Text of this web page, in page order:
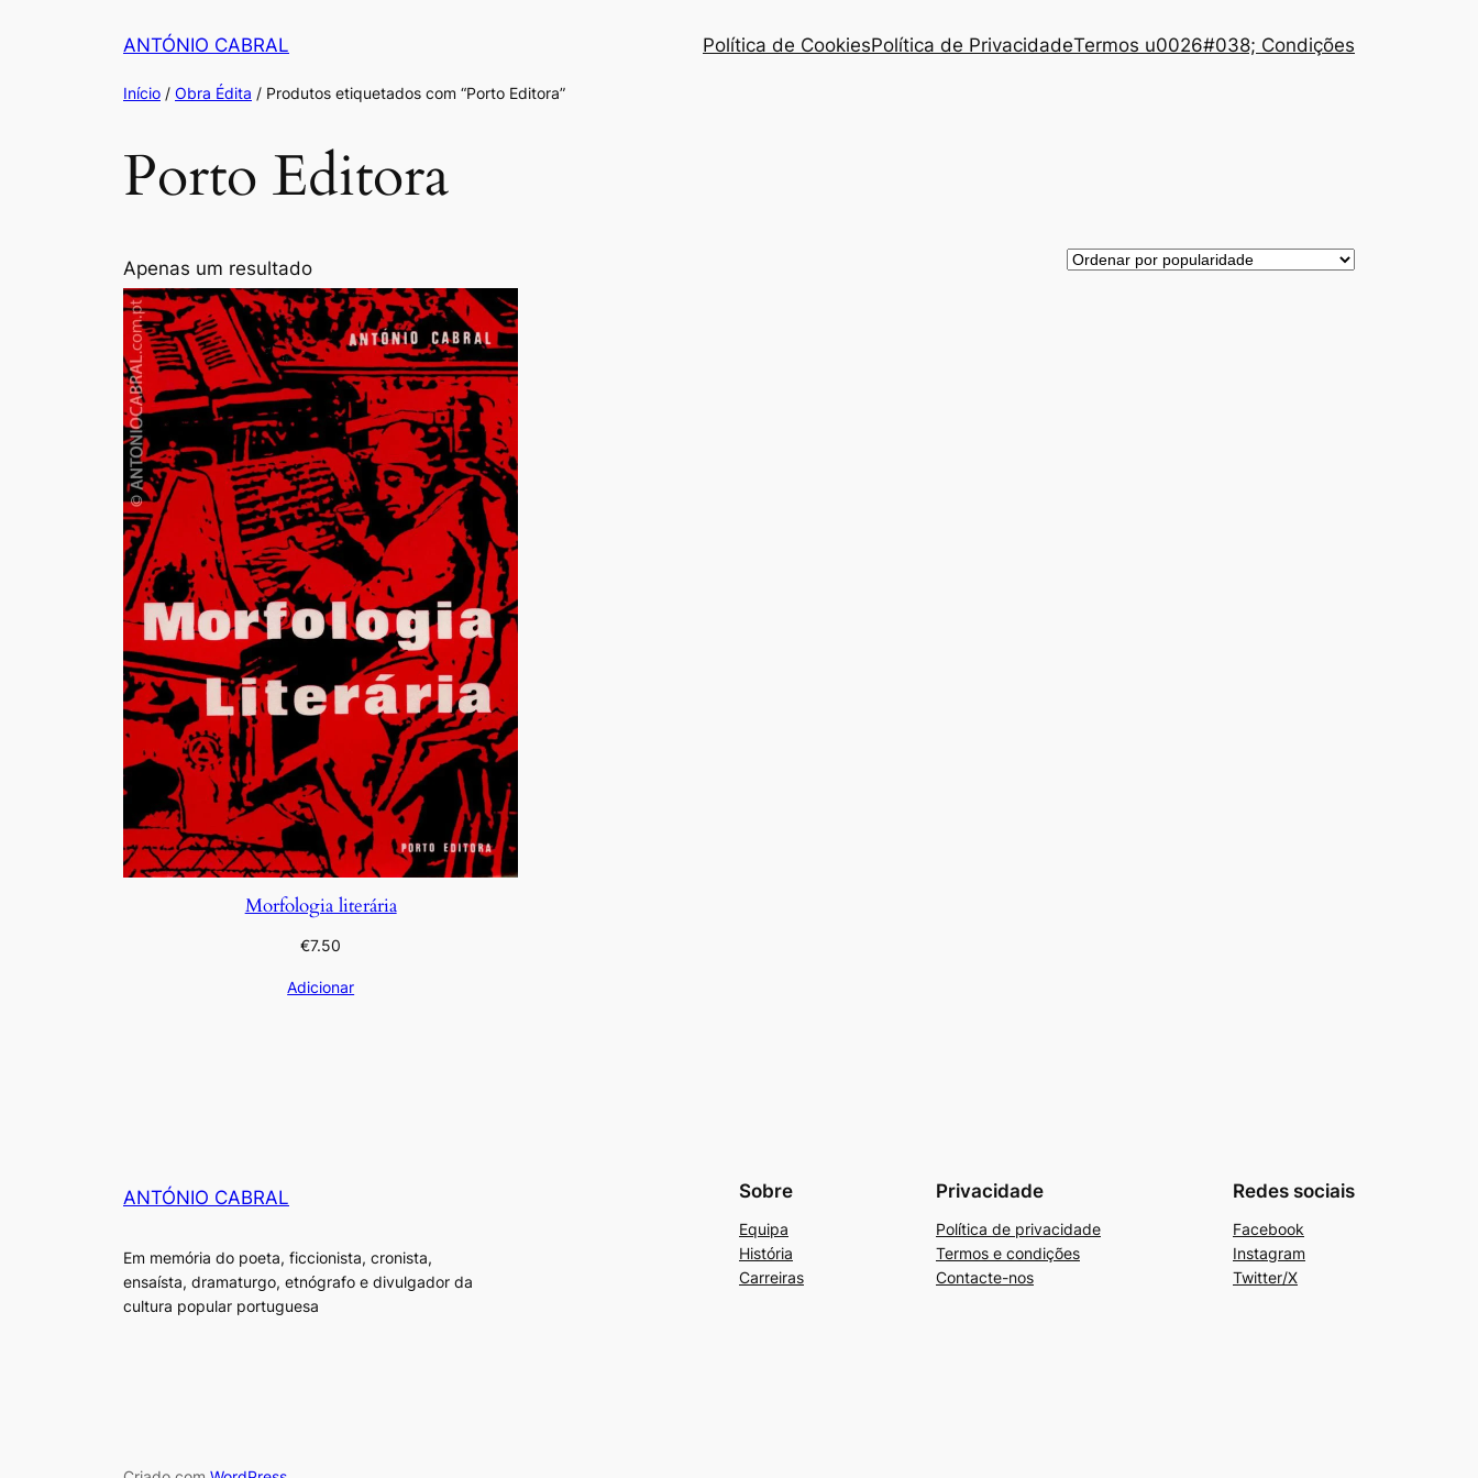
ANTÓNIO CABRAL Política de CookiesPolítica de PrivacidadeTermos u0026#038; Condições
Início / Obra Édita / Produtos etiquetados com “Porto Editora”
Porto Editora
Apenas um resultado
Morfologia literária
€7.50
Adicionar
ANTÓNIO CABRAL
Em memória do poeta, ficcionista, cronista,
ensaísta, dramaturgo, etnógrafo e divulgador da
cultura popular portuguesa
Sobre
Equipa
História
Carreiras
Privacidade
Política de privacidade
Termos e condições
Contacte-nos
Redes sociais
Facebook
Instagram
Twitter/X